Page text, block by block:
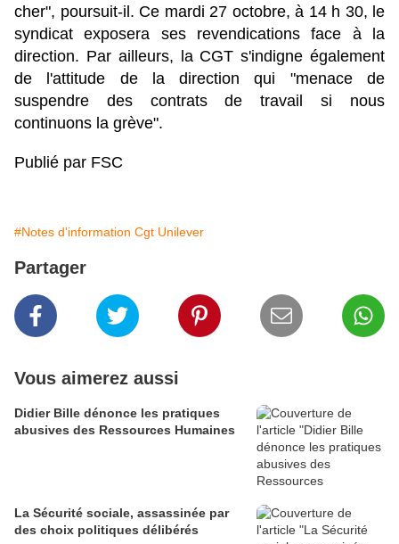
cher", poursuit-il. Ce mardi 27 octobre, à 14 h 30, le
syndicat exposera ses revendications face à la
direction. Par ailleurs, la CGT s'indigne également
de l'attitude de la direction qui "menace de
suspendre des contrats de travail si nous
continuons la grève".
Publié par FSC
#Notes d'information Cgt Unilever
Partager
Vous aimerez aussi
Didier Bille dénonce les pratiques
abusives des Ressources Humaines
La Sécurité sociale, assassinée par
des choix politiques délibérés